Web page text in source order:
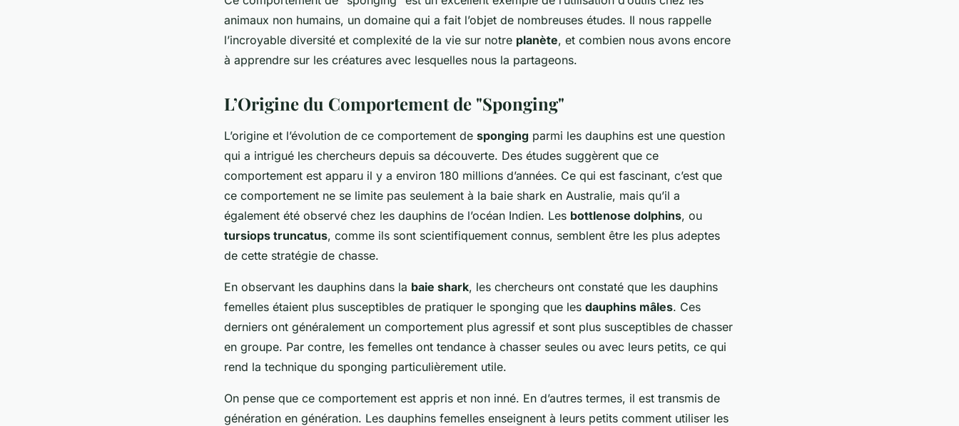
animaux non humains, un domaine qui a fait l’objet de nombreuses études. Il nous rappelle
l’incroyable diversité et complexité de la vie sur notre planète, et combien nous avons encore
à apprendre sur les créatures avec lesquelles nous la partageons.
L’Origine du Comportement de "Sponging"
L’origine et l’évolution de ce comportement de sponging parmi les dauphins est une question
qui a intrigué les chercheurs depuis sa découverte. Des études suggèrent que ce
comportement est apparu il y a environ 180 millions d’années. Ce qui est fascinant, c’est que
ce comportement ne se limite pas seulement à la baie shark en Australie, mais qu’il a
également été observé chez les dauphins de l’océan Indien. Les bottlenose dolphins, ou
tursiops truncatus, comme ils sont scientifiquement connus, semblent être les plus adeptes
de cette stratégie de chasse.
En observant les dauphins dans la baie shark, les chercheurs ont constaté que les dauphins
femelles étaient plus susceptibles de pratiquer le sponging que les dauphins mâles. Ces
derniers ont généralement un comportement plus agressif et sont plus susceptibles de chasser
en groupe. Par contre, les femelles ont tendance à chasser seules ou avec leurs petits, ce qui
rend la technique du sponging particulièrement utile.
On pense que ce comportement est appris et non inné. En d’autres termes, il est transmis de
génération en génération. Les dauphins femelles enseignent à leurs petits comment utiliser les